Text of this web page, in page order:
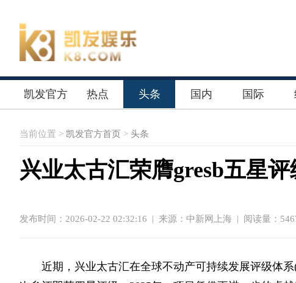
凯发官方 热点 头条 国内 国际
当前位置 > 凯发官方首页 > 头条
兴业太古汇荣膺gresb五星
发布时间：2026-02-22 02:32:16 | 来源：中新网上海 | 阅读量：
近期，兴业太古汇在全球不动产可持续发展评级体